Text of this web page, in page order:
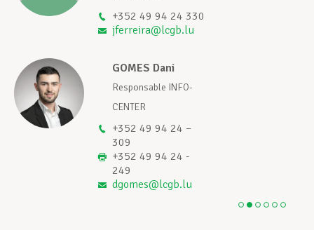
+352 49 94 24 330
jferreira@lcgb.lu
GOMES Dani
Responsable INFO-
CENTER
+352 49 94 24 –
309
+352 49 94 24 -
249
dgomes@lcgb.lu